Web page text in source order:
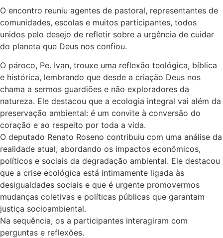
O encontro reuniu agentes de pastoral, representantes de
comunidades, escolas e muitos participantes, todos
unidos pelo desejo de refletir sobre a urgência de cuidar
do planeta que Deus nos confiou.
O pároco, Pe. Ivan, trouxe uma reflexão teológica, bíblica
e histórica, lembrando que desde a criação Deus nos
chama a sermos guardiões e não exploradores da
natureza. Ele destacou que a ecologia integral vai além da
preservação ambiental: é um convite à conversão do
coração e ao respeito por toda a vida.
O deputado Renato Roseno contribuiu com uma análise da
realidade atual, abordando os impactos econômicos,
políticos e sociais da degradação ambiental. Ele destacou
que a crise ecológica está intimamente ligada às
desigualdades sociais e que é urgente promovermos
mudanças coletivas e políticas públicas que garantam
justiça socioambiental.
Na sequência, os a participantes interagiram com
perguntas e reflexões.